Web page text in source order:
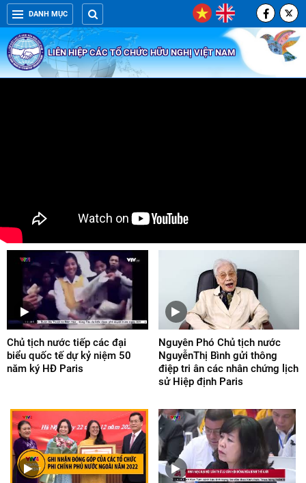
DANH MỤC
LIÊN HIỆP CÁC TỔ CHỨC HỮU NGHỊ VIỆT NAM
Chủ tịch nước tiếp các đại
biểu quốc tế dự kỷ niệm 50
năm ký HĐ Paris
Nguyên Phó Chủ tịch nước
NguyễnThị Bình gửi thông
điệp tri ân các nhân chứng lịch
sử Hiệp định Paris